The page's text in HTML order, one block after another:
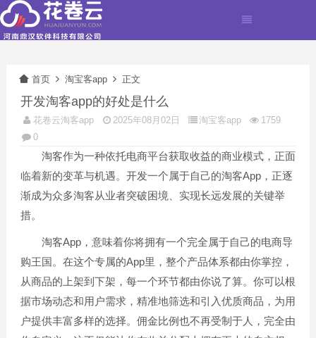
首页 淘宝客app 正文
开发淘客app的好处是什么
花卷云淘客app 2025年08月02日 淘宝客app
1759
0
淘客作为一种依托电商平台获取收益的商业模式，正面
临着新的变革与机遇。开发一个属于自己的淘客App，正逐
渐成为众多淘客从业者突破困境、实现长远发展的关键举
措。
淘客App，意味着你将拥有一个完全属于自己的电商导
购王国。在这个专属的App里，整个产品体系都由你掌控，
从商品的上架到下架，每一个环节都由你说了算。你可以根
据市场动态和用户需求，精准地筛选和引入优质商品，为用
户提供丰富多样的选择。佣金比例也不再受制于人，完全由